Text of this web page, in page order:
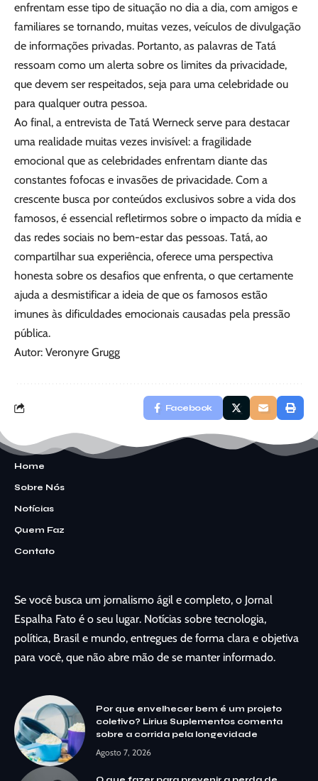
enfrentam esse tipo de situação no dia a dia, com amigos e
familiares se tornando, muitas vezes, veículos de divulgação
de informações privadas. Portanto, as palavras de Tatá
ressoam como um alerta sobre os limites da privacidade,
que devem ser respeitados, seja para uma celebridade ou
para qualquer outra pessoa.
Ao final, a entrevista de Tatá Werneck serve para destacar
uma realidade muitas vezes invisível: a fragilidade
emocional que as celebridades enfrentam diante das
constantes fofocas e invasões de privacidade. Com a
crescente busca por conteúdos exclusivos sobre a vida dos
famosos, é essencial refletirmos sobre o impacto da mídia e
das redes sociais no bem-estar das pessoas. Tatá, ao
compartilhar sua experiência, oferece uma perspectiva
honesta sobre os desafios que enfrenta, o que certamente
ajuda a desmistificar a ideia de que os famosos estão
imunes às dificuldades emocionais causadas pela pressão
pública.
Autor: Veronyre Grugg
Facebook
Home
Sobre Nós
Notícias
Quem Faz
Contato
Se você busca um jornalismo ágil e completo, o Jornal
Espalha Fato é o seu lugar. Notícias sobre tecnologia,
política, Brasil e mundo, entregues de forma clara e objetiva
para você, que não abre mão de se manter informado.
Por que envelhecer bem é um projeto
coletivo? Lirius Suplementos comenta
sobre a corrida pela longevidade
Agosto 7, 2026